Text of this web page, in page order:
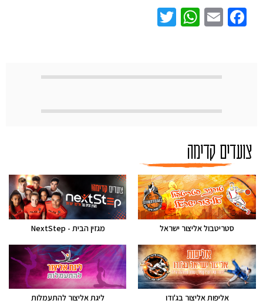
Facebook
Email
WhatsApp
צועדים קדימה
סטריטבול אליצור ישראל מגזין הבית - NextStep
אליפות אליצור בג'ודו ליגת אליצור להתעמלות